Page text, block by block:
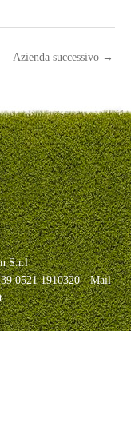
Azienda successivo →
S.r.l
0521 1910320 - Mail